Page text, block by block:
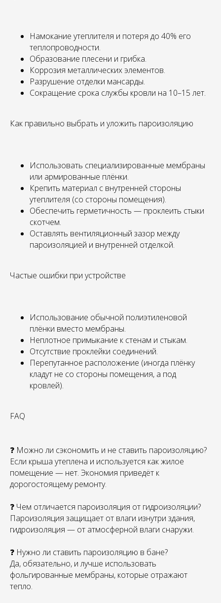
Намокание утеплителя и потеря до 40% его
теплопроводности.
Образование плесени и грибка.
Коррозия металлических элементов.
Разрушение отделки мансарды.
Сокращение срока службы кровли на 10–15 лет.
Как правильно выбрать и уложить пароизоляцию
Использовать специализированные мембраны
или армированные плёнки.
Крепить материал с внутренней стороны
утеплителя (со стороны помещения).
Обеспечить герметичность — проклеить стыки
скотчем.
Оставлять вентиляционный зазор между
пароизоляцией и внутренней отделкой.
Частые ошибки при устройстве
Использование обычной полиэтиленовой
плёнки вместо мембраны.
Неплотное примыкание к стенам и стыкам.
Отсутствие проклейки соединений.
Перепутанное расположение (иногда плёнку
кладут не со стороны помещения, а под
кровлей).
FAQ
❓ Можно ли сэкономить и не ставить пароизоляцию?
Если крыша утеплена и используется как жилое
помещение — нет. Экономия приведёт к
дорогостоящему ремонту.
❓ Чем отличается пароизоляция от гидроизоляции?
Пароизоляция защищает от влаги изнутри здания,
гидроизоляция — от атмосферной влаги снаружи.
❓ Нужно ли ставить пароизоляцию в бане?
Да, обязательно, и лучше использовать
фольгированные мембраны, которые отражают
тепло.